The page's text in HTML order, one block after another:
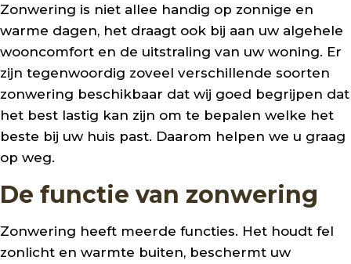
Zonwering is niet allee handig op zonnige en
warme dagen, het draagt ook bij aan uw algehele
wooncomfort en de uitstraling van uw woning. Er
zijn tegenwoordig zoveel verschillende soorten
zonwering beschikbaar dat wij goed begrijpen dat
het best lastig kan zijn om te bepalen welke het
beste bij uw huis past. Daarom helpen we u graag
op weg.
De functie van zonwering
Zonwering heeft meerde functies. Het houdt fel
zonlicht en warmte buiten, beschermt uw